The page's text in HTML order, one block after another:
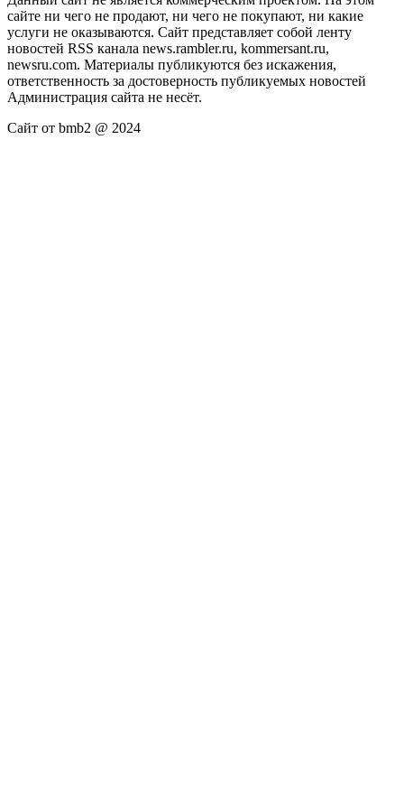
сайте ни чего не продают, ни чего не покупают, ни какие
услуги не оказываются. Сайт представляет собой ленту
новостей RSS канала news.rambler.ru, kommersant.ru,
newsru.com. Материалы публикуются без искажения,
ответственность за достоверность публикуемых новостей
Администрация сайта не несёт.
Сайт от bmb2 @ 2024